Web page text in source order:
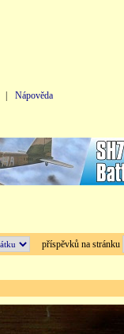
Nápověda
příspěvků na stránku